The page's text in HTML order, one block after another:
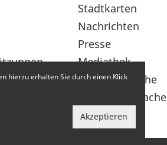
Fußbereich
Stadtkarten
Nachrichten
Presse
Mediathek
Leichte Sprache
Gebärdensprache
hierzu erhalten Sie durch einen Klick
Akzeptieren